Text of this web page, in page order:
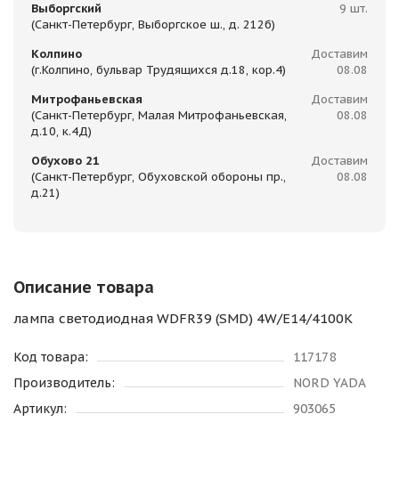
Выборгский
(Санкт-Петербург, Выборгское ш., д. 212б)
9 шт.
Колпино
(г.Колпино, бульвар Трудящихся д.18, кор.4)
Доставим
08.08
Митрофаньевская
(Санкт-Петербург, Малая Митрофаньевская,
д.10, к.4Д)
Доставим
08.08
Обухово 21
(Санкт-Петербург, Обуховской обороны пр.,
д.21)
Доставим
08.08
Описание товара
лампа светодиодная WDFR39 (SMD) 4W/E14/4100K
Код товара:
117178
Производитель:
NORD YADA
Артикул:
903065